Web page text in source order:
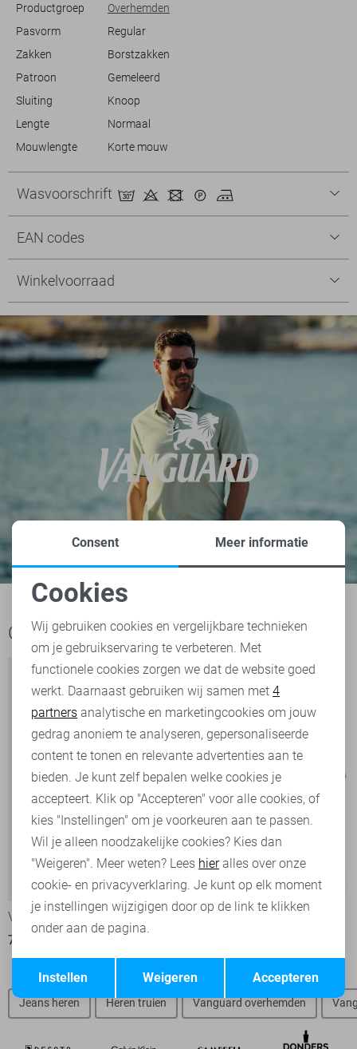
Productgroep
Overhemden
Pasvorm
Regular
Zakken
Borstzakken
Patroon
Gemeleerd
Sluiting
Knoop
Lengte
Normaal
Mouwlengte
Korte mouw
Wasvoorschrift
EAN codes
Winkelvoorraad
Ook het bekijken waard
-30%
Vanguard Polo
70,00
-50%
Only & Sons Overhemd
Jeans heren Heren truien Vanguard overhemden
Noodzakelijke cookies
Personalisatie cookies
Analytische cookies
Marketing cookies
Terug Opslaan
Consent Meer informatie
Cookies
Wij gebruiken cookies en vergelijkbare technieken
om je gebruikservaring te verbeteren. Met
functionele cookies zorgen we dat de website goed
werkt. Daarnaast gebruiken wij samen met 4
partners analytische en marketingcookies om jouw
gedrag anoniem te analyseren, gepersonaliseerde
content te tonen en relevante advertenties aan te
bieden. Je kunt zelf bepalen welke cookies je
accepteert. Klik op "Accepteren" voor alle cookies, of
kies "Instellingen" om je voorkeuren aan te passen.
Wil je alleen noodzakelijke cookies? Kies dan
"Weigeren". Meer weten? Lees hieralles over onze
cookie- en privacyverklaring. Je kunt op elk moment
je instellingen wijzigigen door op de link te klikken
onder aan de pagina.
Accepteren
Weigeren
Instellen